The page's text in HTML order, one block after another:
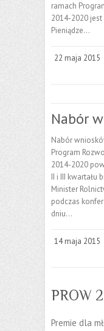
ramach
2014-2020
Pieniądze…
22 maja 2015
Nabór
Nabór
Program
2014-2020
II i III kwartału
Minister
podczas
dniu…
14 maja 2015
PROW
Premie dla